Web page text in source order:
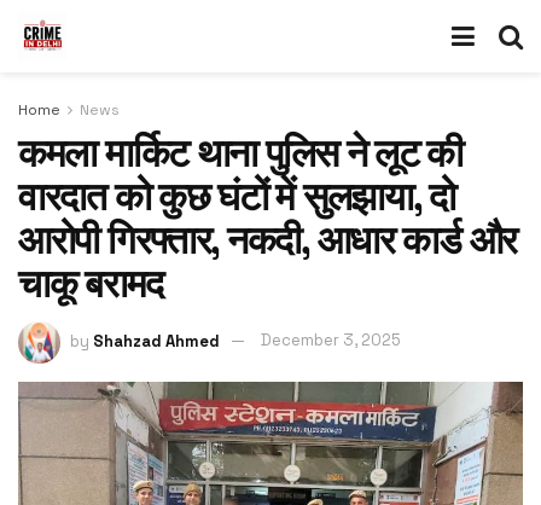
Home News
कमला मार्किट थाना पुलिस ने लूट की
वारदात को कुछ घंटों में सुलझाया, दो
आरोपी गिरफ्तार, नकदी, आधार कार्ड और
चाकू बरामद
by Shahzad Ahmed December 3, 2025